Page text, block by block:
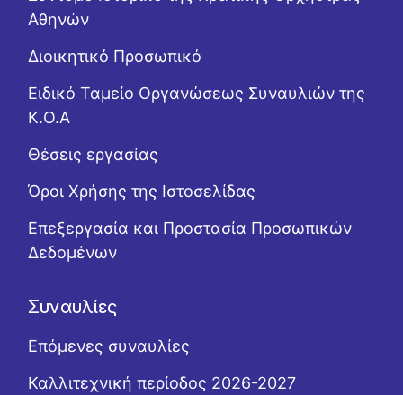
Αθηνών
Διοικητικό Προσωπικό
Ειδικό Ταμείο Οργανώσεως Συναυλιών της
Κ.Ο.Α
Θέσεις εργασίας
Όροι Χρήσης της Ιστοσελίδας
Επεξεργασία και Προστασία Προσωπικών
Δεδομένων
Συναυλίες
Επόμενες συναυλίες
Καλλιτεχνική περίοδος 2026-2027